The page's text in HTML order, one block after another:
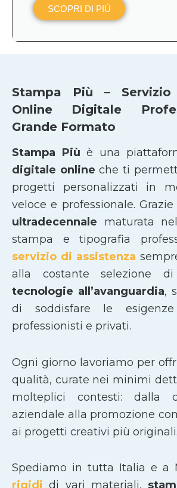
SCOPRI DI PIÙ
Stampa Più –
Online Digitale
Grande Formato
Stampa Più è una
digitale online che ti
progetti personalizzati in
veloce e professionale. Grazie
ultradecennale maturata
stampa e tipografia
servizio di assistenza
alla costante selezione
tecnologie all’avanguardia,
di soddisfare le
professionisti e privati.
Ogni giorno lavoriamo per
qualità, curate nei minimi
molteplici contesti: dalla
aziendale alla promozione
ai progetti creativi più originali.
Spediamo in tutta Italia e a
rigididi vari materiali,